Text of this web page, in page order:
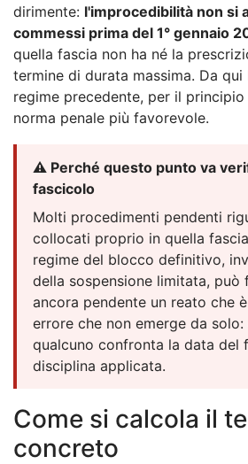
dirimente: l'improcedibilità non si
commessi prima del 1° gennaio
quella fascia non ha né la
termine di durata massima. Da
regime precedente, per il
norma penale più favorevole.
⚠️ Perché questo punto va
fascicolo
Molti procedimenti pendenti
collocati proprio in quella
regime del blocco definitivo,
della sospensione limitata, può
ancora pendente un reato che
errore che non emerge da
qualcuno confronta la data del
disciplina applicata.
Come si calcola il
concreto